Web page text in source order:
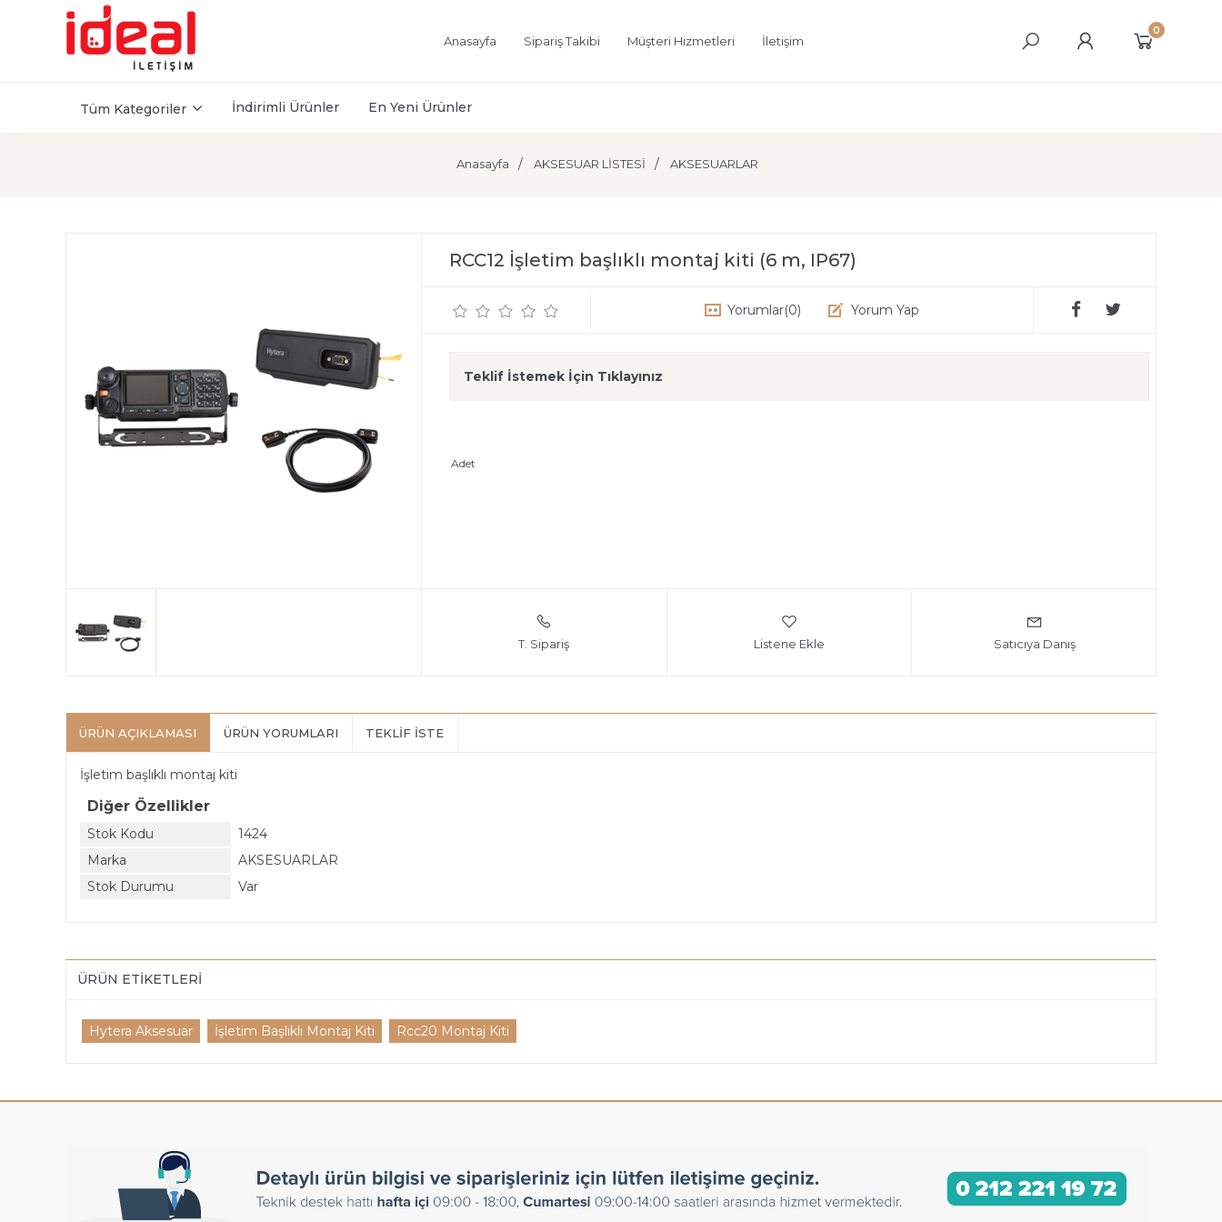
Anasayfa Sipariş Takibi Müşteri Hizmetleri İletişim
0
Tüm Kategoriler İndirimli Ürünler En Yeni Ürünler
Anasayfa AKSESUAR LİSTESİ AKSESUARLAR
RCC12 İşletim başlıklı montaj kiti (6 m, IP67)
Yorumlar(0) Yorum Yap
Teklif İstemek İçin Tıklayınız
Adet
T. Sipariş Listene Ekle Satıcıya Danış
ÜRÜN AÇIKLAMASI ÜRÜN YORUMLARI TEKLIF İSTE
İşletim başlıklı montaj kiti
Diğer Özellikler
Stok Kodu
1424
Marka
AKSESUARLAR
Stok Durumu
Var
ÜRÜN ETIKETLERI
Hytera Aksesuar İşletim Başlıklı Montaj Kiti Rcc20 Montaj Kiti